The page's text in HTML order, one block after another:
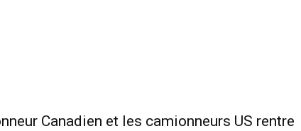
Canadien et les camionneurs US rentre